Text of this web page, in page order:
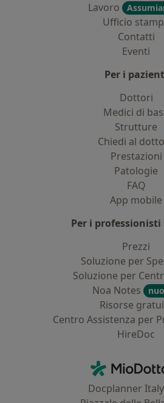
Lavoro
Ufficio
Contatti
Eventi
Per i
Dottori
Medici di
Strutture
Chiedi al
Prestazioni
Patologie
FAQ
App mobile
Per i
Prezzi
Soluzione per
Soluzione per
Noa Notes
Risorse
Centro Assistenza per
HireDoc
Docplanner Italy